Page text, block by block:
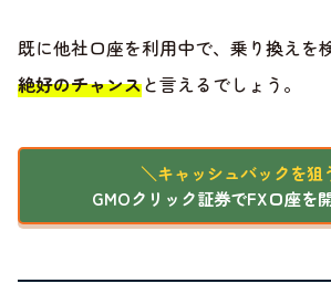
既に他社口座を利用中で、乗り換えを
絶好のチャンスと言えるでしょう。
＼キャッシュバックを狙
GMOクリック証券でFX口座を